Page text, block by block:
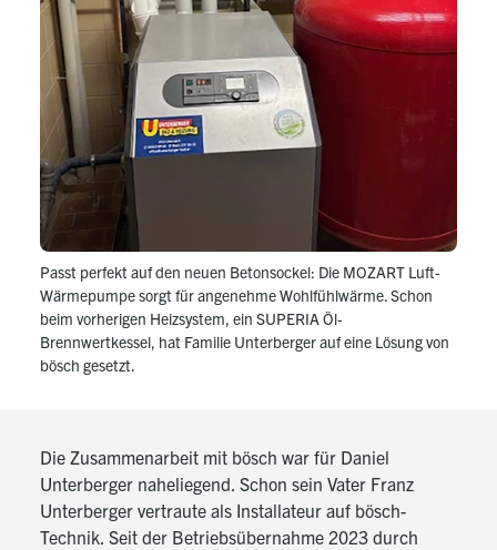
Passt perfekt auf den neuen Betonsockel: Die MOZART Luft-
Wärmepumpesorgt für angenehme Wohlfühlwärme.Schon
beim vorherigen Heizsystem, ein SUPERIA Öl-
Brennwertkessel, hat Familie Unterberger auf eine Lösung von
bösch gesetzt.
Die Zusammenarbeit mit bösch war für Daniel
Unterberger naheliegend. Schon sein Vater Franz
Unterberger vertraute als Installateur auf bösch-
Technik. Seit der Betriebsübernahme 2023 durch